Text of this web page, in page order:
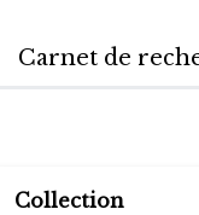
Carnet de
Collection